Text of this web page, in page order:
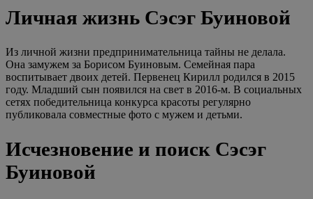
Личная жизнь Сэсэг Буиновой
Из личной жизни предпринимательница тайны не делала.
Она замужем за Борисом Буиновым. Семейная пара
воспитывает двоих детей. Первенец Кирилл родился в 2015
году. Младший сын появился на свет в 2016-м. В социальных
сетях победительница конкурса красоты регулярно
публиковала совместные фото с мужем и детьми.
Исчезновение и поиск Сэсэг
Буиновой